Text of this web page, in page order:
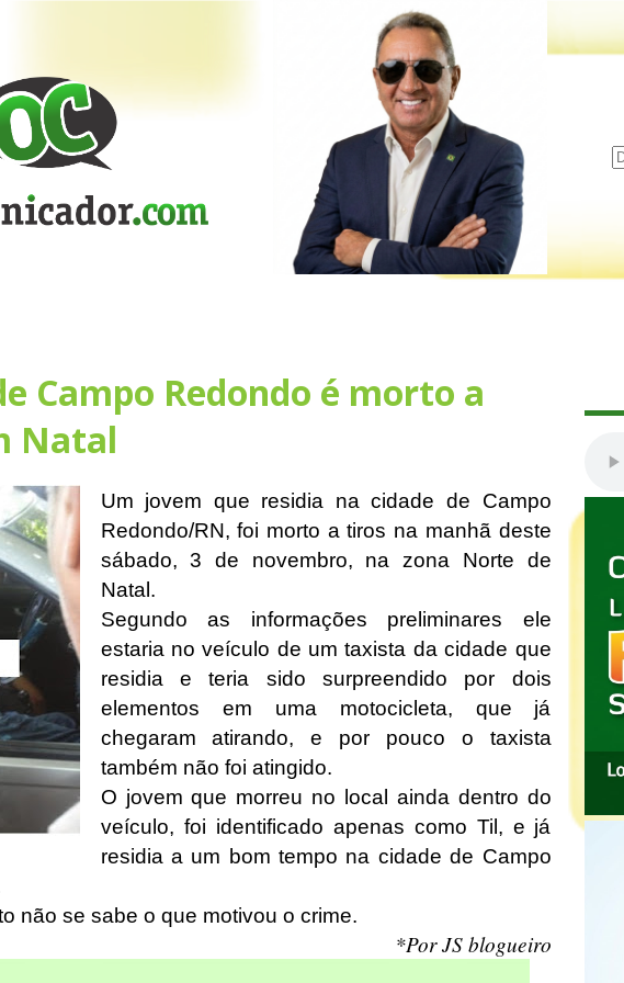
Campo Redondo é morto a
Natal
Um jovem que residia na cidade de Campo
Redondo/RN, foi morto a tiros na manhã deste
sábado, 3 de novembro, na zona Norte de
Natal.
Segundo as informações preliminares ele
estaria no veículo de um taxista da cidade que
residia e teria sido surpreendido por dois
elementos em uma motocicleta, que já
chegaram atirando, e por pouco o taxista
também não foi atingido.
O jovem que morreu no local ainda dentro do
veículo, foi identificado apenas como Til, e já
residia a um bom tempo na cidade de Campo
não se sabe o que motivou o crime.
*Por JS blogueiro